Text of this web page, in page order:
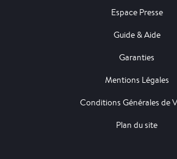
Espace Presse
Guide & Aide
Garanties
Mentions Légales
Conditions Générales de
Plan du site